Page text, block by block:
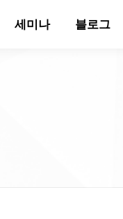
세미나 블로그